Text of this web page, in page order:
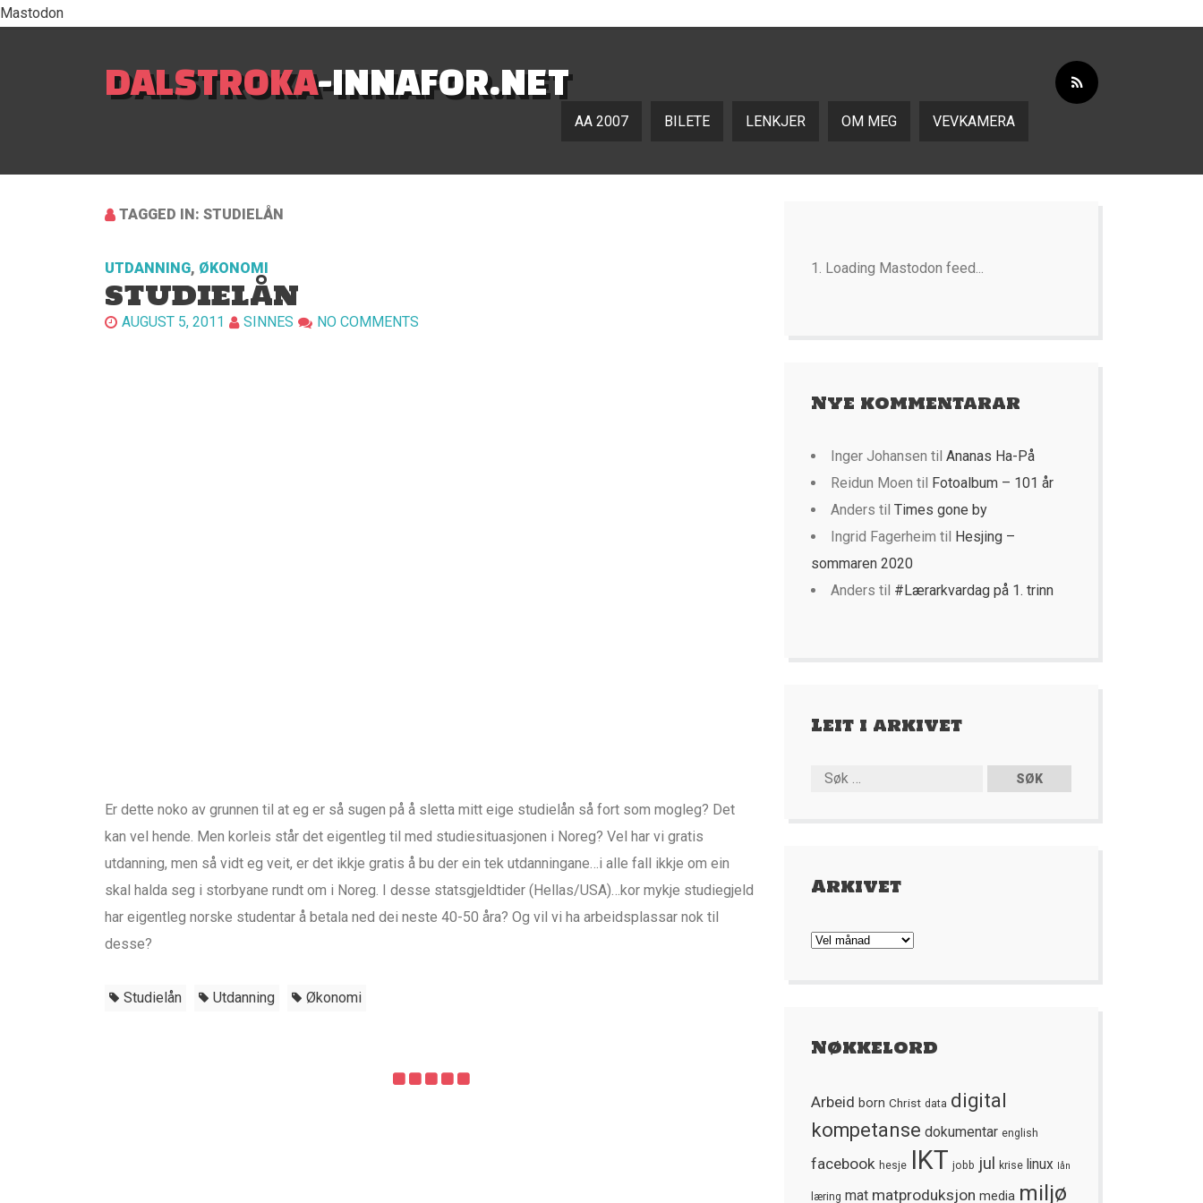
Mastodon
DALSTROKA-INNAFOR.NET
AA 2007 BILETE LENKJER OM MEG VEVKAMERA
TAGGED IN: STUDIELÅN
UTDANNING, ØKONOMI
STUDIELÅN
AUGUST 5, 2011 SINNES NO COMMENTS
Er dette noko av grunnen til at eg er så sugen på å sletta mitt eige studielån så fort som mogleg? Det
kan vel hende. Men korleis står det eigentleg til med studiesituasjonen i Noreg? Vel har vi gratis
utdanning, men så vidt eg veit, er det ikkje gratis å bu der ein tek utdanningane…i alle fall ikkje om ein
skal halda seg i storbyane rundt om i Noreg. I desse statsgjeldtider (Hellas/USA)…kor mykje studiegjeld
har eigentleg norske studentar å betala ned dei neste 40-50 åra? Og vil vi ha arbeidsplassar nok til
desse?
Studielån Utdanning Økonomi
Loading Mastodon feed...
Nye kommentarar
Inger Johansen til Ananas Ha-På
Reidun Moen til Fotoalbum – 101 år
Anders til Times gone by
Ingrid Fagerheim til Hesjing –
sommaren 2020
Anders til #Lærarkvardag på 1. trinn
Leit i arkivet
Arkivet
Arkivet
Nøkkelord
Arbeid born Christ data digital
kompetanse dokumentar english
facebook hesje IKT jobb jul krise linux lån
læring mat matproduksjon media miljø